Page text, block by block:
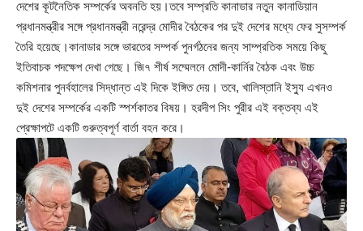
দেশের কূটনৈতিক সম্পর্কের অবনতি হয়।তবে সম্প্রতি কানাডার নতুন কানাডিয়ান
প্রধানমন্ত্রীর সঙ্গে প্রধানমন্ত্রী নরেন্দ্র মোদীর বৈঠকের পর দুই দেশের মধ্যে ফের সুসম্পর্ক
তৈরি হয়েছে।কানাডার সঙ্গে ভারতের সম্পর্ক পুনর্গঠনের জন্য সাম্প্রতিক সময়ে কিছু
ইতিবাচক পদক্ষেপ দেখা গেছে। জি৭ শীর্ষ সম্মেলনে মোদী-কার্নির বৈঠক এবং উচ্চ
কমিশনার পুনর্বহালের সিদ্ধান্ত এই দিকে ইঙ্গিত দেয়। তবে, খালিস্তানি ইস্যু এখনও
দুই দেশের সম্পর্কের একটি স্পর্শকাতর বিষয়। হরদীপ সিং পুরীর এই বক্তব্য এই
প্রেক্ষাপটে একটি গুরুত্বপূর্ণ বার্তা বহন করে।